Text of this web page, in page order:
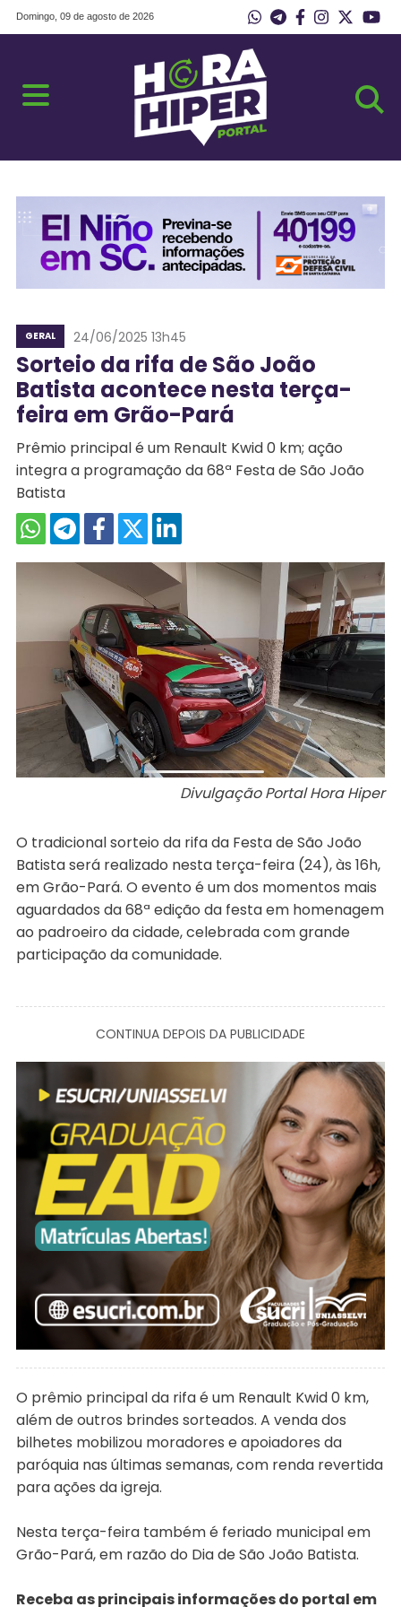
Domingo, 09 de agosto de 2026
GERAL 24/06/2025 13h45
Sorteio da rifa de São João
Batista acontece nesta terça-
feira em Grão-Pará
Prêmio principal é um Renault Kwid 0 km; ação
integra a programação da 68ª Festa de São João
Batista
Divulgação Portal Hora Hiper
O tradicional sorteio da rifa da Festa de São João
Batista será realizado nesta terça-feira (24), às 16h,
em Grão-Pará. O evento é um dos momentos mais
aguardados da 68ª edição da festa em homenagem
ao padroeiro da cidade, celebrada com grande
participação da comunidade.
CONTINUA DEPOIS DA PUBLICIDADE
O prêmio principal da rifa é um Renault Kwid 0 km,
além de outros brindes sorteados. A venda dos
bilhetes mobilizou moradores e apoiadores da
paróquia nas últimas semanas, com renda revertida
para ações da igreja.
Nesta terça-feira também é feriado municipal em
Grão-Pará, em razão do Dia de São João Batista.
Receba as principais informações do portal em